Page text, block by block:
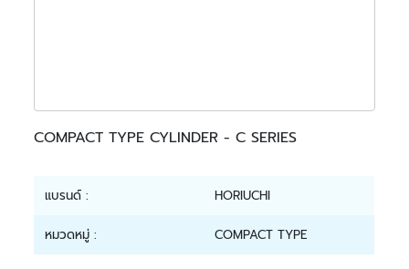
COMPACT TYPE CYLINDER - C SERIES
แบรนด์ : HORIUCHI
หมวดหมู่ : COMPACT TYPE